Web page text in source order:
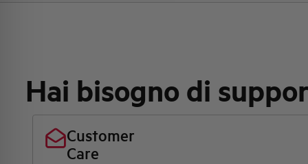
Hai bisogno di
Customer
Care